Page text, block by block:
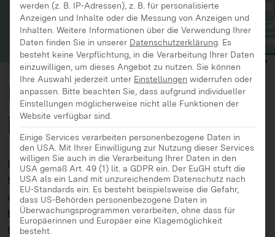
Ehrenamtliche Arbeit
im Quartier
Digitale Angebote bereichern den Alltag älterer
Menschen auf vielfältige Weise: Kontakte halten
und neue entdecken, online eine Reise buchen,
bequem von zu Hause aus einkaufen oder die
Bankgeschäfte online erledigen – vieles ist möglich.
werden (z. B. IP-Adressen), z. B. für personalisierte
Anzeigen und Inhalte oder die Messung von Anzeigen und
Inhalten. Weitere Informationen über die Verwendung Ihrer
Daten finden Sie in unserer Datenschutzerklärung Es
besteht keine Verpflichtung, in die Verarbeitung Ihrer Daten
einzuwilligen, um dieses Angebot zu nutzen. Sie können
Ihre Auswahl jederzeit unter Einstellungen widerrufen oder
anpassen. Bitte beachten Sie, dass aufgrund individueller
Einstellungen möglicherweise nicht alle Funktionen der
Website verfügbar sind.
Einige Services verarbeiten personenbezogene Daten in
den USA. Mit Ihrer Einwilligung zur Nutzung dieser Services
willigen Sie auch in die Verarbeitung Ihrer Daten in den
USA gemäß Art. 49 (1) lit. a GDPR ein. Der EuGH stuft die
USA als ein Land mit unzureichendem Datenschutz nach
EU-Standards ein. Es besteht beispielsweise die Gefahr,
dass US-Behörden personenbezogene Daten in
Überwachungsprogrammen verarbeiten, ohne dass für
Europäerinnen und Europäer eine Klagemöglichkeit
besteht.